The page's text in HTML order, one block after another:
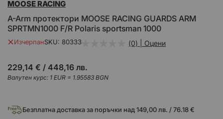
към
на
галерия
със
снимки
A-Arm протектори MOOSE RACING GUARDS ARM
SPRTMN1000 F/R Polaris sportsman 1000
MOOSE RACING
ИзчерпанSKU 80333 (0) | Оцени
229,14 € / 448,16 лв.
Валутен курс: 1 EUR = 1.95583 BGN
Безплатна доставка за поръчки над 149,00 лв. / 76.18 €